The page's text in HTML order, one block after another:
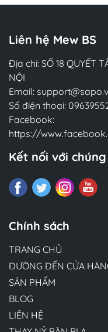
Liên hệ Mew BS
Địa chỉ: SỐ 18 QUYẾT
NỘI
Email:
Số điện thoại:
Facebook:
https://
Kết nối với
Chính sách
TRANG CHỦ
ĐƯỜNG ĐẾN CỬA
SẢN PHẨM
BLOG
LIÊN HỆ